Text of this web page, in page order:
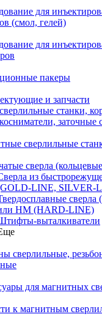
для
(смол, гелей)
для
пакеры
и запчасти
станки,
заточные
сверлильные
сверла
из
LINE, SILVER-
HM (HARD-LINE)
выталкиватели
сверлильные,
для магнитных
к магнитным